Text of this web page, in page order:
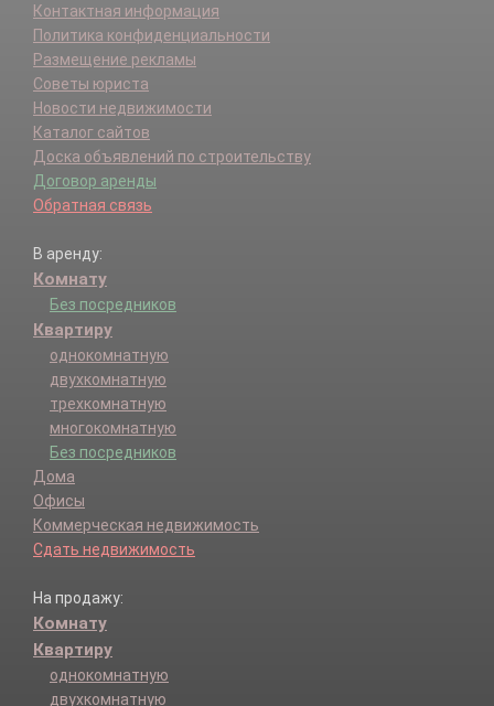
Контактная информация
Политика конфиденциальности
Размещение рекламы
Советы юриста
Новости недвижимости
Каталог сайтов
Доска объявлений по строительству
Договор аренды
Обратная связь
В аренду:
Комнату
Без посредников
Квартиру
однокомнатную
двухкомнатную
трехкомнатную
многокомнатную
Без посредников
Дома
Офисы
Коммерческая недвижимость
Сдать недвижимость
На продажу:
Комнату
Квартиру
однокомнатную
двухкомнатную